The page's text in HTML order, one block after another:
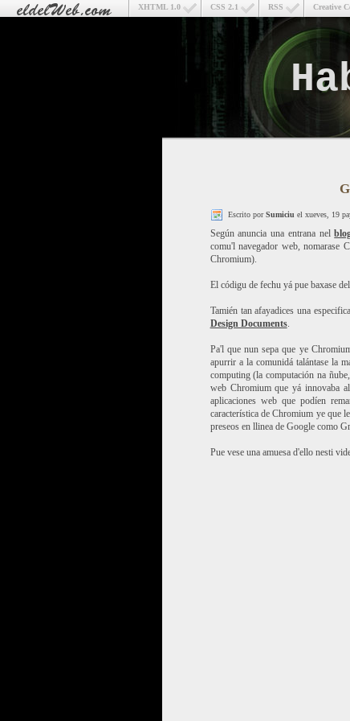
Creative
RSS
CSS 2.1
XHTML 1.0
Escrito porSumiciu el xueves, 19
Según anuncia una entrana nel
comu'l navegador web, nomarase
Chromium).
El códigu de fechu yá pue baxase del
Tamién tan afayadices una
Design Documents.
Pa'l que nun sepa que ye
apurrir a la comunidá talántase la
computing (la computación na
web Chromium que yá innovaba
aplicaciones web que podíen
característica de Chromium ye que
preseos en llinea de Google como
Pue vese una amuesa d'ello nesti